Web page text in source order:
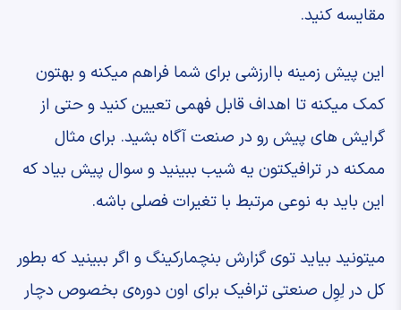
مقایسه کنید.
‫این پیش زمینه باارزشی برای شما فراهم میکنه ‫و بهتون
کمک میکنه تا اهداف قابل فهمی تعیین کنید ‫و حتی از
گرایش های ‫پیش رو در صنعت آگاه بشید. ‫برای مثال
ممکنه در ترافیکتون یه شیب ببینید ‫و سوال پیش بیاد که
این باید به نوعی ‫مرتبط با تغیرات فصلی باشه.
‫میتونید بیاید توی گزارش بنچمارکینگ ‫و اگر ببینید که بطور
کل در لِوِل صنعتی ‫ترافیک برای اون دوره‌ی بخصوص ‫دچار